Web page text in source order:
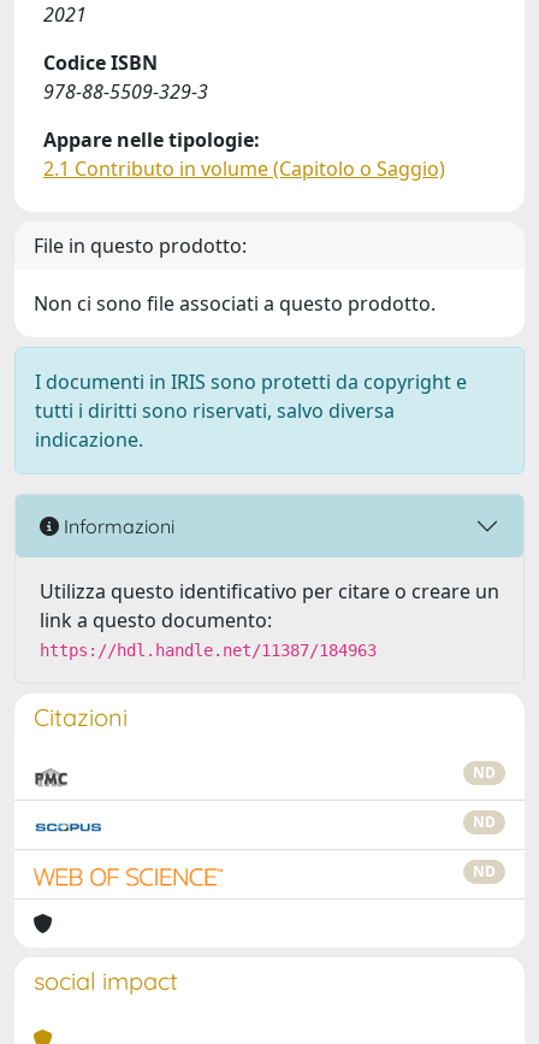
2021
Codice ISBN
978-88-5509-329-3
Appare nelle tipologie:
2.1 Contributo in volume (Capitolo o Saggio)
File in questo prodotto:
Non ci sono file associati a questo prodotto.
I documenti in IRIS sono protetti da copyright e
tutti i diritti sono riservati, salvo diversa
indicazione.
Informazioni
Utilizza questo identificativo per citare o creare un
link a questo documento:
https://hdl.handle.net/11387/184963
Citazioni
ND
ND
ND
social impact